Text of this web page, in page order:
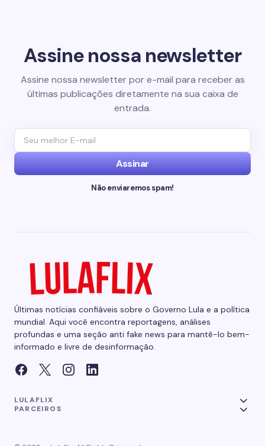
Assine nossa newsletter
Assine nossa newsletter por e-mail para receber as
últimas publicações diretamente na sua caixa de
entrada.
Assinar
Não enviaremos spam!
Últimas notícias confiáveis sobre o Governo Lula e a política
mundial. Aqui você encontra reportagens, análises
profundas e uma seção anti fake news para mantê-lo bem-
informado e livre de desinformação.
LULAFLIX
PARCEIROS